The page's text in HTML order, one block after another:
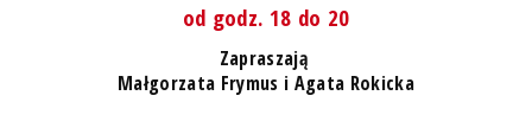
od godz. 18 do 20
Zapraszają
Małgorzata Frymus i Agata Rokicka